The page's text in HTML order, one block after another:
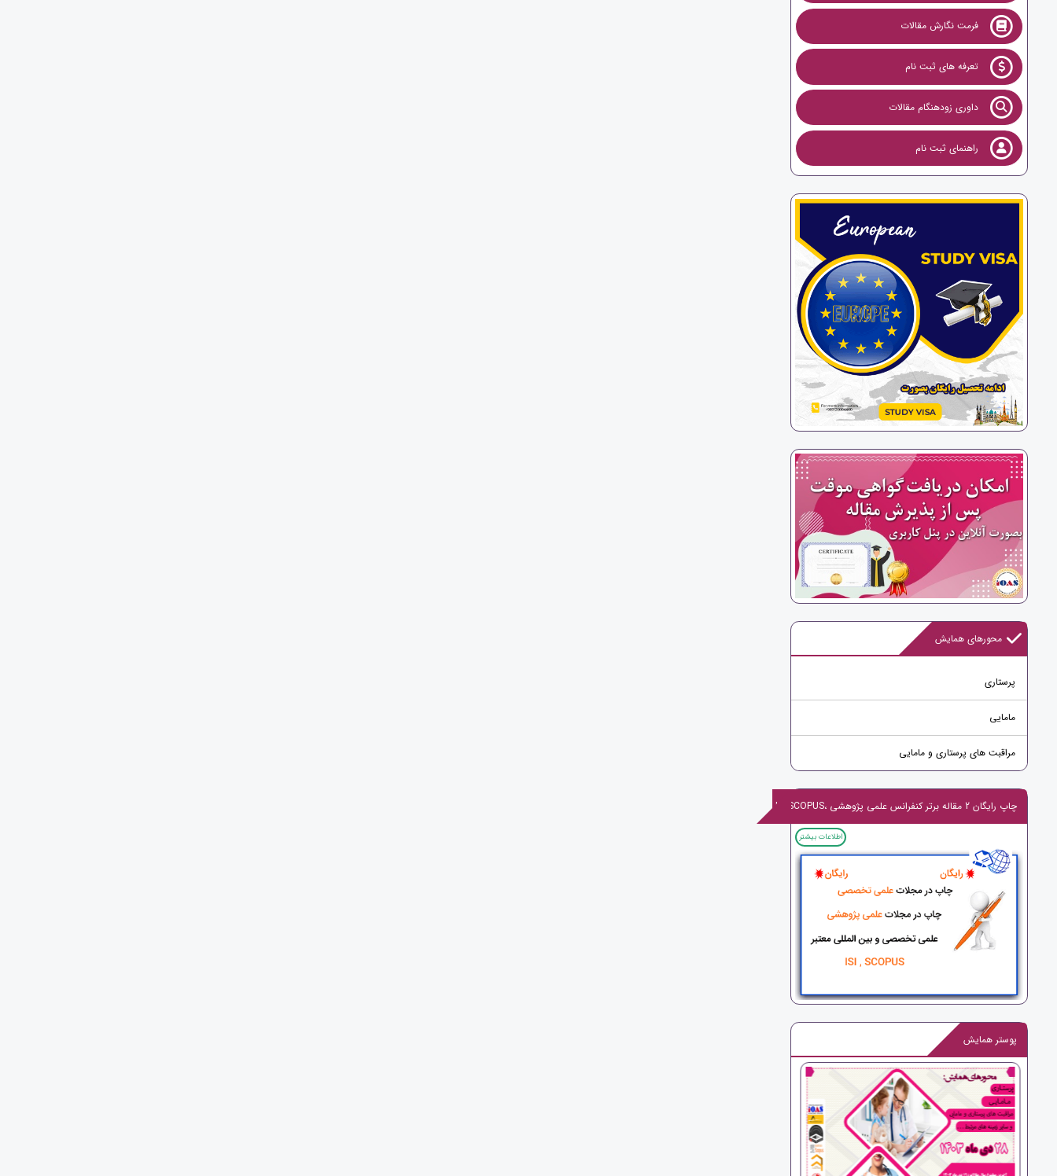
فرمت نگارش مقالات
تعرفه های ثبت نام
داوری زودهنگام مقالات
راهنمای ثبت نام
محورهای همایش
پرستاری
مامایی
مراقبت های پرستاری و مامایی
چاپ رایگان 2 مقاله برتر کنفرانس علمی پژوهشی ،ISI,SCOPUS
اطلاعات بیشتر
پوستر همایش